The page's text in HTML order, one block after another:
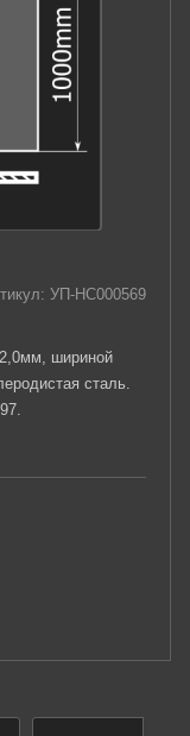
УП-НС000569
шириной
сталь.